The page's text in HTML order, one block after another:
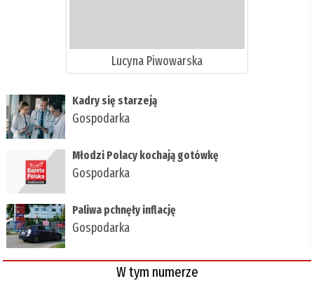
Lucyna Piwowarska
Kadry się starzeją
Gospodarka
Młodzi Polacy kochają gotówkę
Gospodarka
Paliwa pchnęły inflację
Gospodarka
W tym numerze